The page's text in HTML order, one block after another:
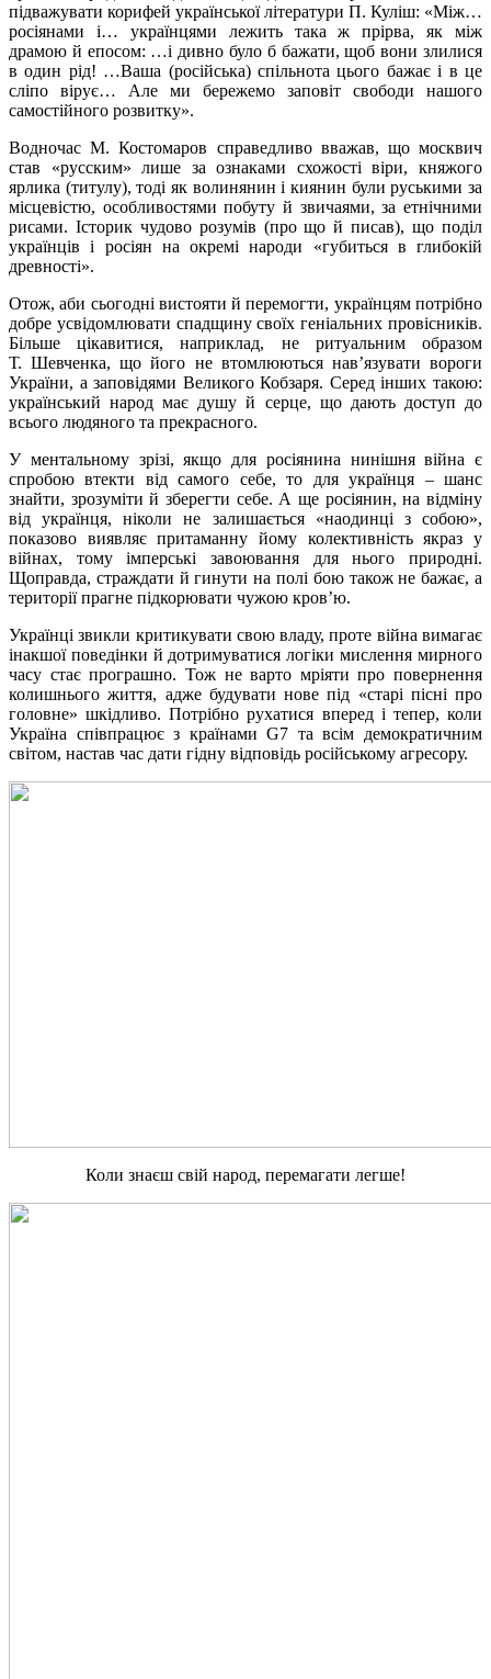
підважувати корифей української літератури П. Куліш: «Між…
росіянами і… українцями лежить така ж прірва, як між
драмою й епосом: …і дивно було б бажати, щоб вони злилися
в один рід! …Ваша (російська) спільнота цього бажає і в це
сліпо вірує… Але ми бережемо заповіт свободи нашого
самостійного розвитку».
Водночас М. Костомаров справедливо вважав, що москвич
став «русским» лише за ознаками схожості віри, княжого
ярлика (титулу), тоді як волинянин і киянин були руськими за
місцевістю, особливостями побуту й звичаями, за етнічними
рисами. Історик чудово розумів (про що й писав), що поділ
українців і росіян на окремі народи «губиться в глибокій
древності».
Отож, аби сьогодні вистояти й перемогти, українцям потрібно
добре усвідомлювати спадщину своїх геніальних провісників.
Більше цікавитися, наприклад, не ритуальним образом
Т. Шевченка, що його не втомлюються нав’язувати вороги
України, а заповідями Великого Кобзаря. Серед інших такою:
український народ має душу й серце, що дають доступ до
всього людяного та прекрасного.
У ментальному зрізі, якщо для росіянина нинішня війна є
спробою втекти від самого себе, то для українця – шанс
знайти, зрозуміти й зберегти себе. А ще росіянин, на відміну
від українця, ніколи не залишається «наодинці з собою»,
показово виявляє притаманну йому колективність якраз у
війнах, тому імперські завоювання для нього природні.
Щоправда, страждати й гинути на полі бою також не бажає, а
території прагне підкорювати чужою кров’ю.
Українці звикли критикувати свою владу, проте війна вимагає
інакшої поведінки й дотримуватися логіки мислення мирного
часу стає програшно. Тож не варто мріяти про повернення
колишнього життя, адже будувати нове під «старі пісні про
головне» шкідливо. Потрібно рухатися вперед і тепер, коли
Україна співпрацює з країнами G7 та всім демократичним
світом, настав час дати гідну відповідь російському агресору.
Коли знаєш свій народ, перемагати легше!